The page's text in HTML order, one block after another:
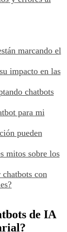
marcando el
impacto en las
chatbots
para mi
pueden
mitos sobre los
chatbots con
de IA